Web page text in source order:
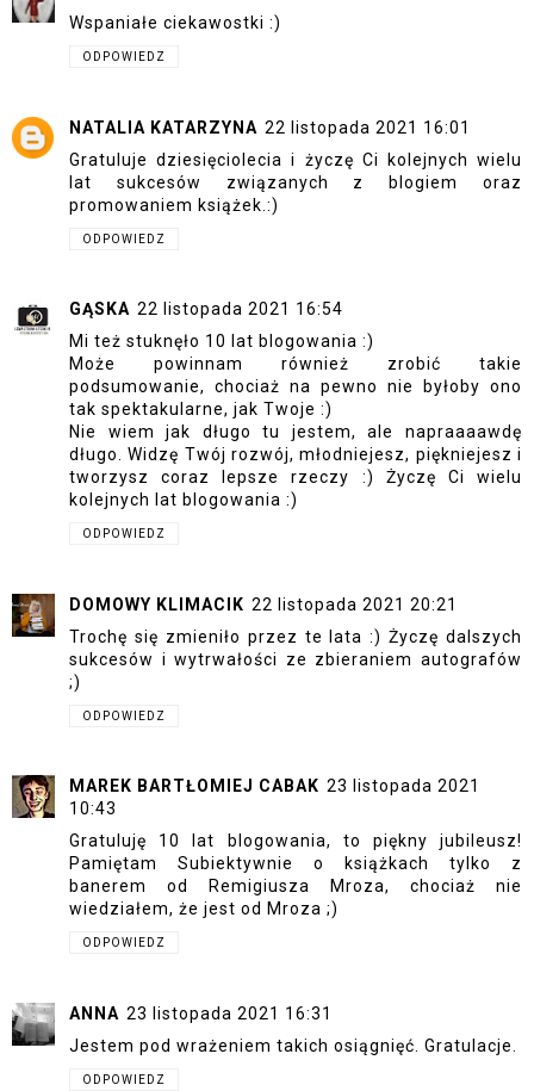
Wspaniałe ciekawostki :)
ODPOWIEDZ
NATALIA KATARZYNA 22 listopada 2021 16:01
Gratuluje dziesięciolecia i życzę Ci kolejnych wielu
lat sukcesów związanych z blogiem oraz
promowaniem książek.:)
ODPOWIEDZ
GĄSKA 22 listopada 2021 16:54
Mi też stuknęło 10 lat blogowania :)
Może powinnam również zrobić takie
podsumowanie, chociaż na pewno nie byłoby ono
tak spektakularne, jak Twoje :)
Nie wiem jak długo tu jestem, ale napraaaawdę
długo. Widzę Twój rozwój, młodniejesz, piękniejesz i
tworzysz coraz lepsze rzeczy :) Życzę Ci wielu
kolejnych lat blogowania :)
ODPOWIEDZ
DOMOWY KLIMACIK 22 listopada 2021 20:21
Trochę się zmieniło przez te lata :) Życzę dalszych
sukcesów i wytrwałości ze zbieraniem autografów
;)
ODPOWIEDZ
MAREK BARTŁOMIEJ CABAK 23 listopada 2021
10:43
Gratuluję 10 lat blogowania, to piękny jubileusz!
Pamiętam Subiektywnie o książkach tylko z
banerem od Remigiusza Mroza, chociaż nie
wiedziałem, że jest od Mroza ;)
ODPOWIEDZ
ANNA 23 listopada 2021 16:31
Jestem pod wrażeniem takich osiągnięć. Gratulacje.
ODPOWIEDZ